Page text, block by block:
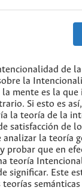
de
la
mente es la que
Si esto es
la teoría de la
satisfacción de
la teoría
probar que en
teoría
significar. Este
semánticas